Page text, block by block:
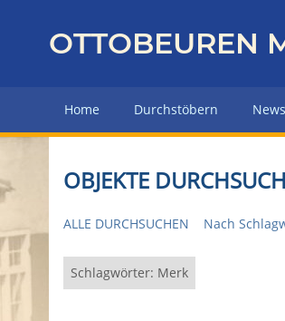
z
r
H
u
p
OTTOBEUREN
Home Durchstöbern
OBJEKTE
ALLE DURCHSUCHEN Nach
Schlagwörter: Merk